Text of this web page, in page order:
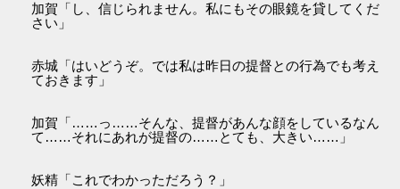
加賀「し、信じられません。私にもその眼鏡を貸してくだ
さい」
赤城「はいどうぞ。では私は昨日の提督との行為でも考え
ておきます」
加賀「……っ……そんな、提督があんな顔をしているなん
て……それにあれが提督の……とても、大きい……」
妖精「これでわかっただろう？」